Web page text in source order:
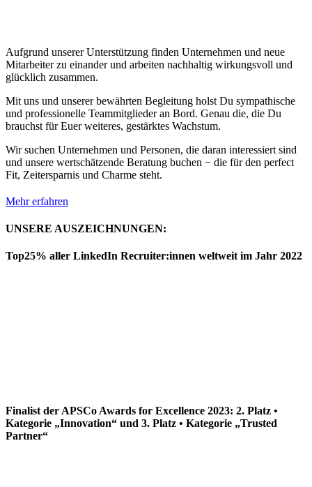
Aufgrund unserer Unterstützung finden Unternehmen und neue
Mitarbeiter zu einander und arbeiten nachhaltig wirkungsvoll und
glücklich zusammen.
Mit uns und unserer bewährten Begleitung holst Du sympathische
und professionelle Teammitglieder an Bord. Genau die, die Du
brauchst für Euer weiteres, gestärktes Wachstum.
Wir suchen Unternehmen und Personen, die daran interessiert sind
und unsere wertschätzende Beratung buchen − die für den perfect
Fit, Zeitersparnis und Charme steht.
Mehr erfahren
UNSERE AUSZEICHNUNGEN:
Top25% aller LinkedIn Recruiter:innen weltweit im Jahr 2022
Finalist der APSCo Awards for Excellence 2023: 2. Platz •
Kategorie „Innovation“ und 3. Platz • Kategorie „Trusted
Partner“